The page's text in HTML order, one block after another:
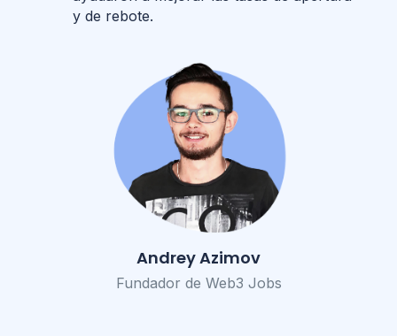
y de rebote.
Andrey Azimov
Fundador de Web3 Jobs